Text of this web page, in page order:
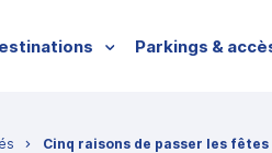
Parkings &
Cinq raisons de passer les fêtes